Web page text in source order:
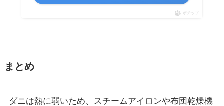
ポチップ
まとめ
ダニは熱に弱いため、スチームアイロンや布団乾燥機